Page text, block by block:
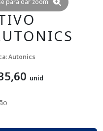
Autonics
,60 unid